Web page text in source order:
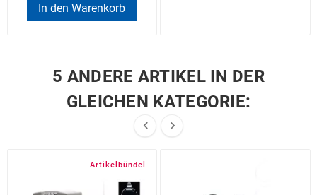
In den Warenkorb
5 ANDERE ARTIKEL IN DER
GLEICHEN KATEGORIE:
 
Artikelbündel